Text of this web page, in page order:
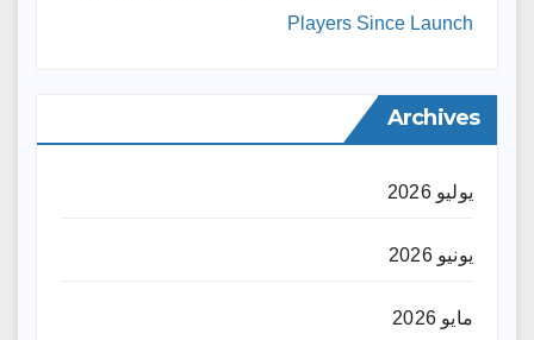
Players Since Launch
Archives
يوليو 2026
يونيو 2026
مايو 2026